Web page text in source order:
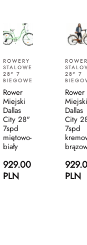
ROWERY
STALOWE
28" 7
BIEGOWE
Rower
Miejski
Dallas
City 28"
7spd
miętowo-
biały
929.00
PLN
28" 7
Rower
Miejski
Dallas
City
7spd
PLN